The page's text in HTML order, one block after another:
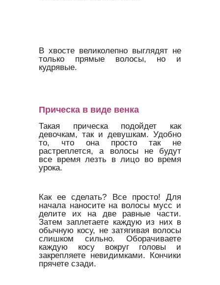
В хвосте великолепно выглядят не
только прямые волосы, но и
кудрявые.
Прическа в виде венка
Такая прическа подойдет как
девочкам, так и девушкам. Удобно
то, что она просто так не
растреплется, а волосы не будут
все время лезть в лицо во время
урока.
Как ее сделать? Все просто! Для
начала наносите на волосы мусс и
делите их на две равные части.
Затем заплетаете каждую из них в
обычную косу, не затягивая волосы
слишком сильно. Оборачиваете
каждую косу вокруг головы и
закрепляете невидимками. Кончики
прячете сзади.